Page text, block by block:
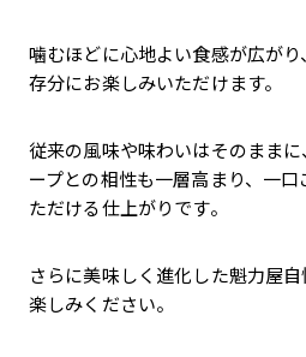
噛むほどに心地よい食感が広が
存分にお楽しみいただけます。
従来の風味や味わいはそのまま
ープとの相性も一層高まり、一
ただける仕上がりです。
さらに美味しく進化した魁力屋
楽しみください。